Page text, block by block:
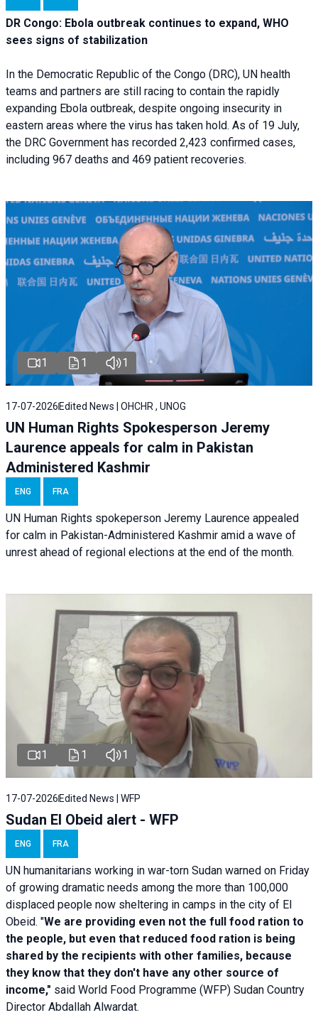
DR Congo: Ebola outbreak continues to expand, WHO
sees signs of stabilization
In the Democratic Republic of the Congo (DRC), UN health
teams and partners are still racing to contain the rapidly
expanding Ebola outbreak, despite ongoing insecurity in
eastern areas where the virus has taken hold. As of 19 July,
the DRC Government has recorded 2,423 confirmed cases,
including 967 deaths and 469 patient recoveries.
1 1 1
17-07-2026 Edited News | OHCHR , UNOG
UN Human Rights Spokesperson Jeremy
Laurence appeals for calm in Pakistan
Administered Kashmir
ENG FRA
UN Human Rights spokeperson Jeremy Laurence appealed
for calm in Pakistan-Administered Kashmir amid a wave of
unrest ahead of regional elections at the end of the month.
1 1 1
17-07-2026 Edited News | WFP
Sudan El Obeid alert - WFP
ENG FRA
UN humanitarians working in war-torn Sudan warned on Friday
of growing dramatic needs among the more than 100,000
displaced people now sheltering in camps in the city of El
Obeid. "We are providing even not the full food ration to
the people, but even that reduced food ration is being
shared by the recipients with other families, because
they know that they don't have any other source of
income," said World Food Programme (WFP) Sudan Country
Director Abdallah Alwardat.